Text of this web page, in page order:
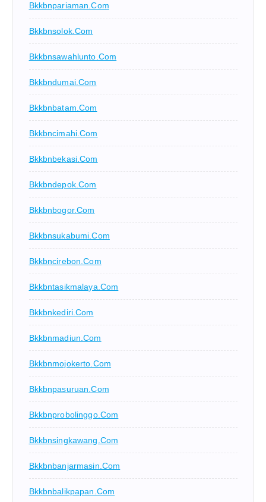
Bkkbnpariaman.com
Bkkbnsolok.com
Bkkbnsawahlunto.com
Bkkbndumai.com
Bkkbnbatam.com
Bkkbncimahi.com
Bkkbnbekasi.com
Bkkbndepok.com
Bkkbnbogor.com
Bkkbnsukabumi.com
Bkkbncirebon.com
Bkkbntasikmalaya.com
Bkkbnkediri.com
Bkkbnmadiun.com
Bkkbnmojokerto.com
Bkkbnpasuruan.com
Bkkbnprobolinggo.com
Bkkbnsingkawang.com
Bkkbnbanjarmasin.com
Bkkbnbalikpapan.com